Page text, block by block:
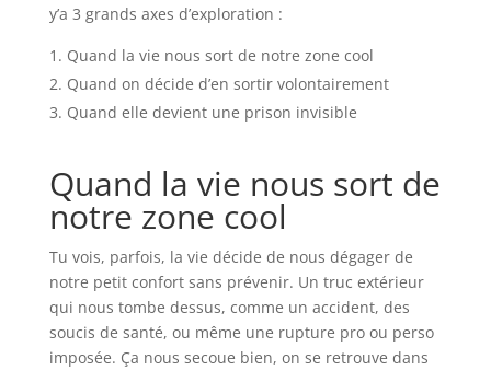
y’a 3 grands axes d’exploration :
Quand la vie nous sort de notre zone cool
Quand on décide d’en sortir volontairement
Quand elle devient une prison invisible
Quand la vie nous sort de
notre zone cool
Tu vois, parfois, la vie décide de nous dégager de
notre petit confort sans prévenir. Un truc extérieur
qui nous tombe dessus, comme un accident, des
soucis de santé, ou même une rupture pro ou perso
imposée. Ça nous secoue bien, on se retrouve dans